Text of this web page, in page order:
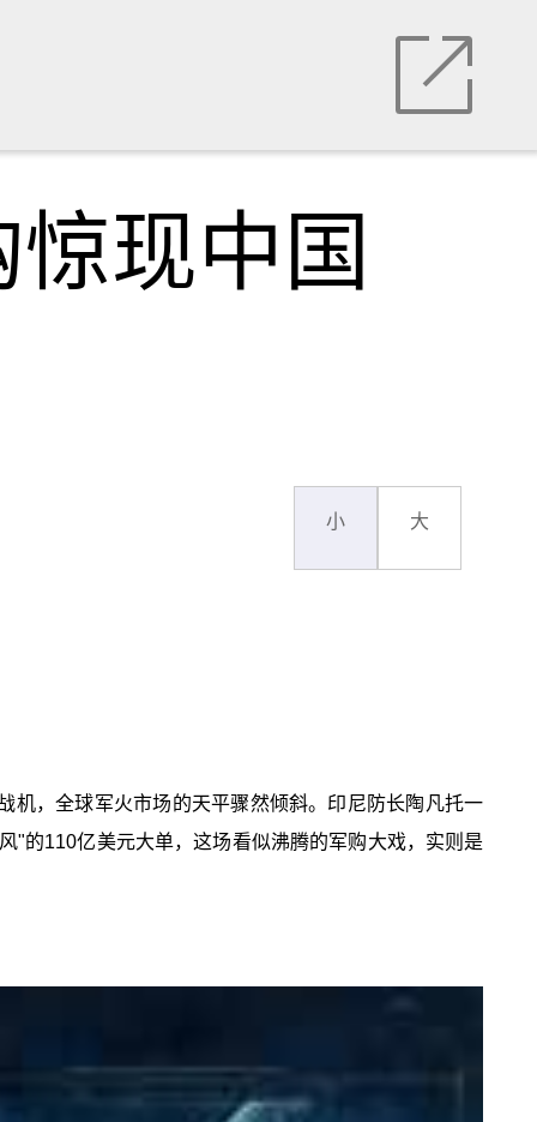
现中国
小 大
机，全球军火市场的天平骤然倾斜。印尼防长陶凡托一
的110亿美元大单，这场看似沸腾的军购大戏，实则是